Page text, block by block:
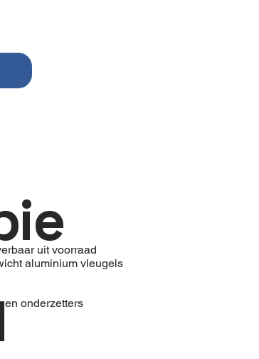
uit voorraad
aluminium vleugels
en onderzetters